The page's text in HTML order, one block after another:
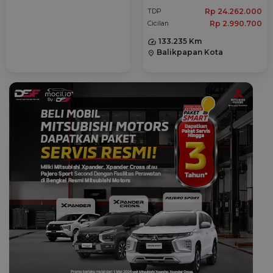
TDP Rp 24.262.000
Cicilan
Rp 2.990.700
133.235 Km
location_on Balikpapan Kota